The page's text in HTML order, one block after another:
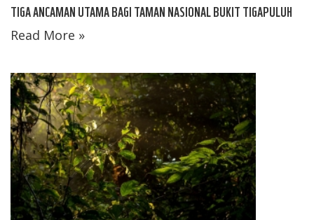
TIGA ANCAMAN UTAMA BAGI TAMAN NASIONAL BUKIT TIGAPULUH
Read More »